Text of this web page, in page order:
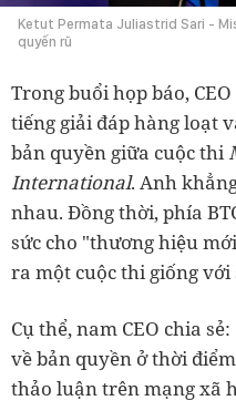
Ketut Permata Juliastrid Sari -
quyến rũ
Trong buổi họp báo,
tiếng giải đáp hàng loạt
bản quyền giữa cuộc thi
International. Anh
nhau. Đồng thời, phía
sức cho "thương hiệu
ra một cuộc thi giống với
Cụ thể, nam CEO chia sẻ:
về bản quyền ở thời
thảo luận trên mạng xã